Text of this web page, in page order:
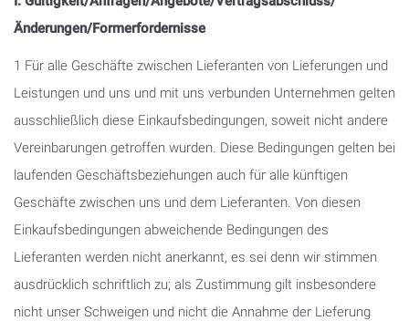
Änderungen/Formerfordernisse
1 Für alle Geschäfte zwischen Lieferanten von Lieferungen und
Leistungen und uns und mit uns verbunden Unternehmen gelten
ausschließlich diese Einkaufsbedingungen, soweit nicht andere
Vereinbarungen getroffen wurden. Diese Bedingungen gelten bei
laufenden Geschäftsbeziehungen auch für alle künftigen
Geschäfte zwischen uns und dem Lieferanten. Von diesen
Einkaufsbedingungen abweichende Bedingungen des
Lieferanten werden nicht anerkannt, es sei denn wir stimmen
ausdrücklich schriftlich zu; als Zustimmung gilt insbesondere
nicht unser Schweigen und nicht die Annahme der Lieferung